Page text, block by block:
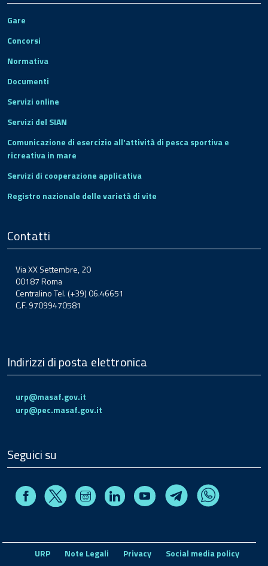
Gare
Concorsi
Normativa
Documenti
Servizi online
Servizi del SIAN
Comunicazione di esercizio all'attività di pesca sportiva e
ricreativa in mare
Servizi di cooperazione applicativa
Registro nazionale delle varietà di vite
Contatti
Via XX Settembre, 20
00187 Roma
Centralino Tel. (+39) 06.46651
C.F. 97099470581
Indirizzi di posta elettronica
urp@masaf.gov.it
urp@pec.masaf.gov.it
Seguici su
FacebookX InstagramLinkedin Youtube TelegramWhatsapp
URP Note Legali Privacy Social media policy